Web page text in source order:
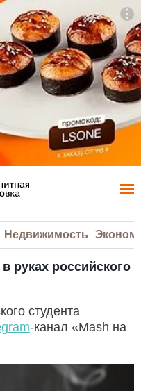
Недвижимость
руках российского
студента
-канал «Mash на